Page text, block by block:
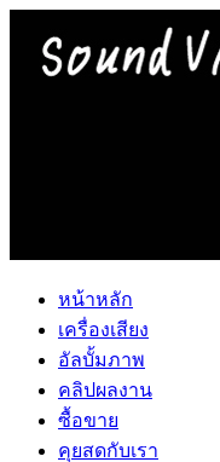
หน้าหลัก
เครื่องเสียง
อัลบั้มภาพ
คลิปผลงาน
ซื้อขาย
คุยสดกับเรา